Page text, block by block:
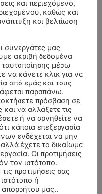
και περιεχόμενο,
καθώς και
και βελτίωση
συνεργάτες μας
ακριβή δεδομένα
ταυτοποίησης μέσω
να κάνετε κλικ για να
από εμάς και τους
παραπάνω.
πρόσβαση σε
και να αλλάξετε τις
ή να αρνηθείτε να
κάποια επεξεργασία
ενδέχεται να μην
έχετε το δικαίωμα
Οι προτιμήσεις
τον ιστότοπο.
προτιμήσεις σας
ή
απορρήτου μας..